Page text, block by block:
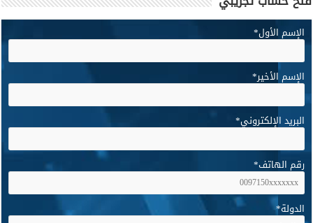
الإسم الأول*
الإسم الأخير*
البريد الإلكتروني*
رقم الهاتف*
الدولة*